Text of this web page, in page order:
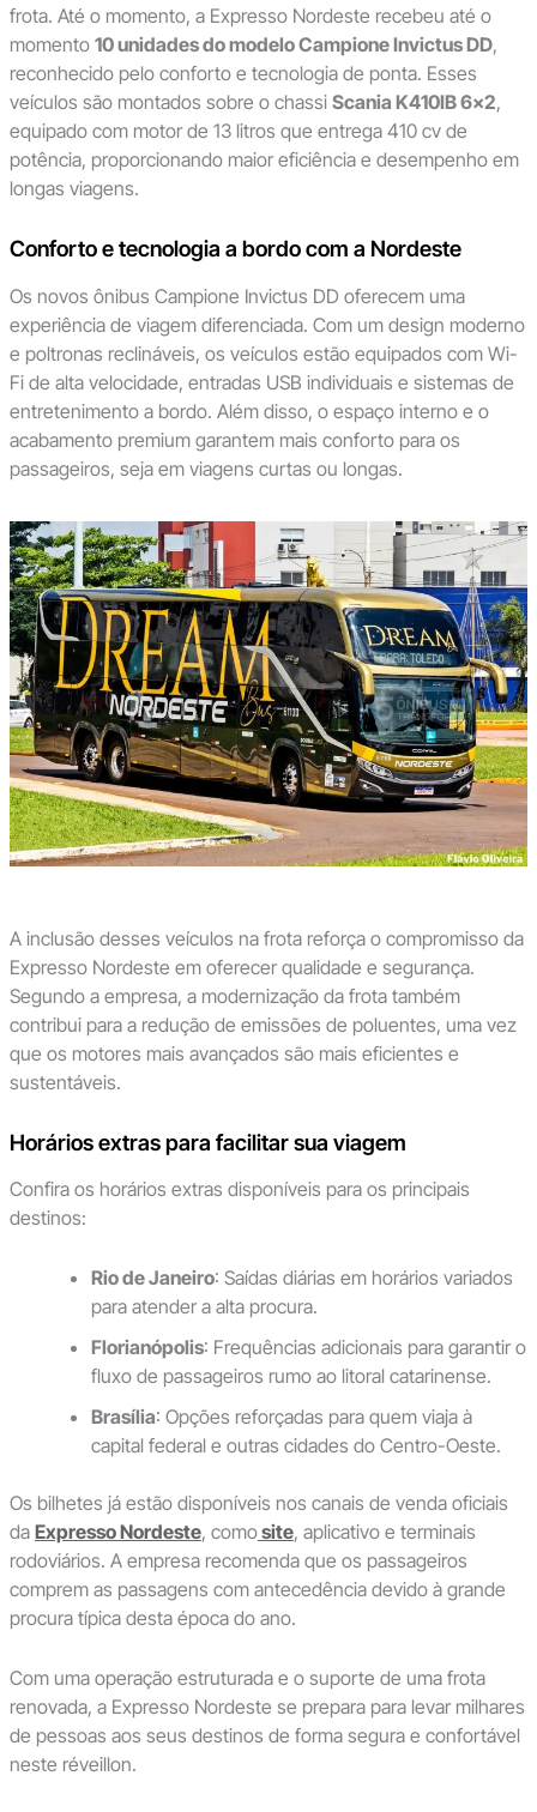
frota. Até o momento, a Expresso Nordeste recebeu até o
momento 10 unidades do modelo Campione Invictus DD,
reconhecido pelo conforto e tecnologia de ponta. Esses
veículos são montados sobre o chassi Scania K410IB 6×2,
equipado com motor de 13 litros que entrega 410 cv de
potência, proporcionando maior eficiência e desempenho em
longas viagens.
Conforto e tecnologia a bordo com a Nordeste
Os novos ônibus Campione Invictus DD oferecem uma
experiência de viagem diferenciada. Com um design moderno
e poltronas reclináveis, os veículos estão equipados com Wi-
Fi de alta velocidade, entradas USB individuais e sistemas de
entretenimento a bordo. Além disso, o espaço interno e o
acabamento premium garantem mais conforto para os
passageiros, seja em viagens curtas ou longas.
A inclusão desses veículos na frota reforça o compromisso da
Expresso Nordeste em oferecer qualidade e segurança.
Segundo a empresa, a modernização da frota também
contribui para a redução de emissões de poluentes, uma vez
que os motores mais avançados são mais eficientes e
sustentáveis.
Horários extras para facilitar sua viagem
Confira os horários extras disponíveis para os principais
destinos:
Rio de Janeiro: Saídas diárias em horários variados
para atender a alta procura.
Florianópolis: Frequências adicionais para garantir o
fluxo de passageiros rumo ao litoral catarinense.
Brasília: Opções reforçadas para quem viaja à
capital federal e outras cidades do Centro-Oeste.
Os bilhetes já estão disponíveis nos canais de venda oficiais
da Expresso Nordeste, comosite, aplicativo e terminais
rodoviários. A empresa recomenda que os passageiros
comprem as passagens com antecedência devido à grande
procura típica desta época do ano.
Com uma operação estruturada e o suporte de uma frota
renovada, a Expresso Nordeste se prepara para levar milhares
de pessoas aos seus destinos de forma segura e confortável
neste réveillon.